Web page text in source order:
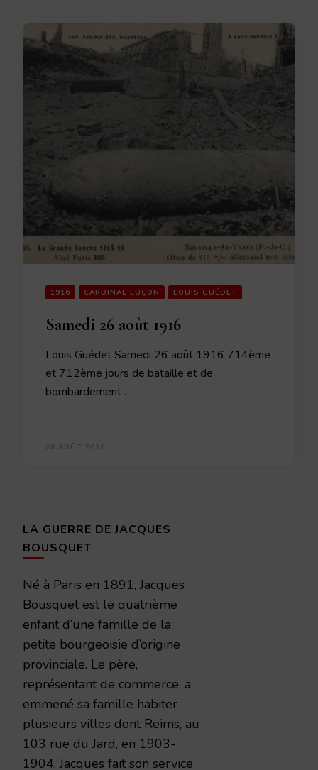
1916 CARDINAL LUÇON LOUIS GUÉDET
Samedi 26 août 1916
Louis Guédet Samedi 26 août 1916 714ème
et 712ème jours de bataille et de
bombardement …
LA GUERRE DE JACQUES
BOUSQUET
Né à Paris en 1891, Jacques
Bousquet est le quatrième
enfant d’une famille de la
petite bourgeoisie d’origine
provinciale. Le père,
représentant de commerce, a
emmené sa famille habiter
plusieurs villes dont Reims, au
103 rue du Jard, en 1903-
1904. Jacques fait son service